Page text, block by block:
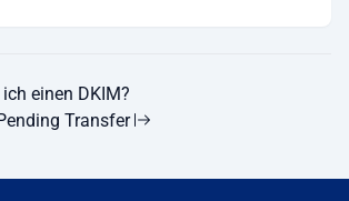
einen DKIM?
Transfer